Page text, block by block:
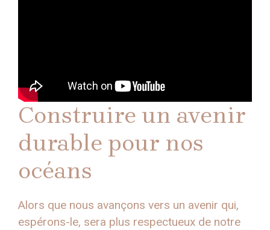
Construire un avenir
durable pour nos
océans
Alors que nous avançons vers un avenir qui,
espérons-le, sera plus respectueux de notre